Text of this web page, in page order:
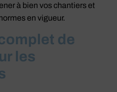
à bien vos chantiers et
en vigueur.
de
les